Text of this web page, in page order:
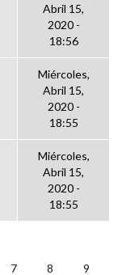
Abril 15,
2020 -
18:56
Miércoles,
Abril 15,
2020 -
18:55
Miércoles,
Abril 15,
2020 -
18:55
7 8 9